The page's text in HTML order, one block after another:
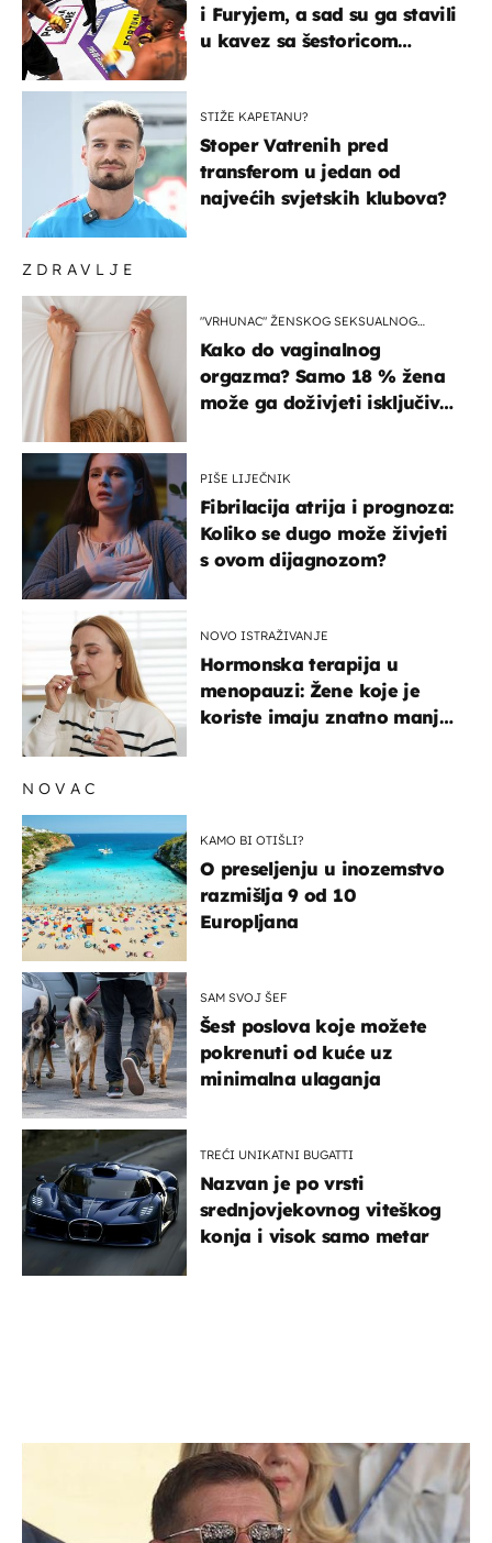
ZDRAVLJE
"VRHUNAC" ŽENSKOG SEKSUALNOG
Kako do vaginalnog
orgazma? Samo 18 % žena
može ga doživjeti isključivo
PIŠE LIJEČNIK
Fibrilacija atrija i prognoza:
Koliko se dugo može živjeti
s ovom dijagnozom?
NOVO ISTRAŽIVANJE
Hormonska terapija u
menopauzi: Žene koje je
koriste imaju znatno manji
i Furyjem, a sad su ga stavili
u kavez sa šestoricom
STIŽE KAPETANU?
Stoper Vatrenih pred
transferom u jedan od
najvećih svjetskih klubova?
NOVAC
KAMO BI OTIŠLI?
O preseljenju u inozemstvo
razmišlja 9 od 10
Europljana
SAM SVOJ ŠEF
Šest poslova koje možete
pokrenuti od kuće uz
minimalna ulaganja
TREĆI UNIKATNI BUGATTI
Nazvan je po vrsti
srednjovjekovnog viteškog
konja i visok samo metar